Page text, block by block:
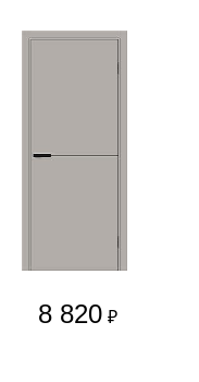
8 820 ₽